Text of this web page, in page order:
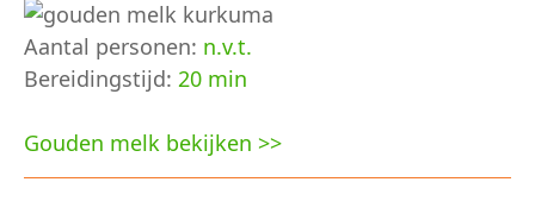
Aantal personen: n.v.t.
Bereidingstijd: 20 min
Gouden melk bekijken >>